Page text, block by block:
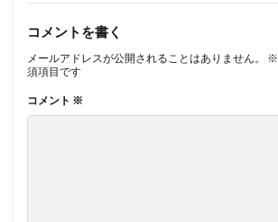
コメントを書く
メールアドレスが公開されることはありません。 ※
須項目です
コメント ※